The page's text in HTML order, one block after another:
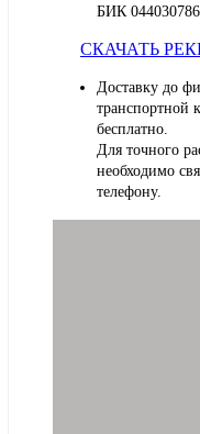
БИК
СКАЧАТЬ
Доставку до
транспортной
бесплатно.
Для точного
необходимо
телефону.